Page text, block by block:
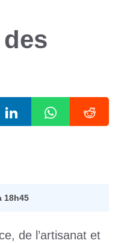
18h45
de l’artisanat et